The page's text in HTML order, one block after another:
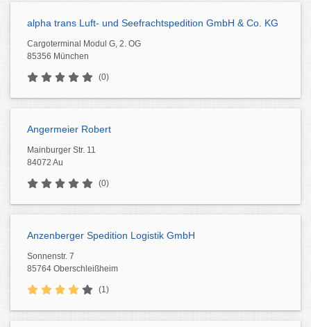
alpha trans Luft- und Seefrachtspedition GmbH & Co. KG
Cargoterminal Modul G, 2. OG
85356 München
(0)
Angermeier Robert
Mainburger Str. 11
84072 Au
(0)
Anzenberger Spedition Logistik GmbH
Sonnenstr. 7
85764 Oberschleißheim
(1)